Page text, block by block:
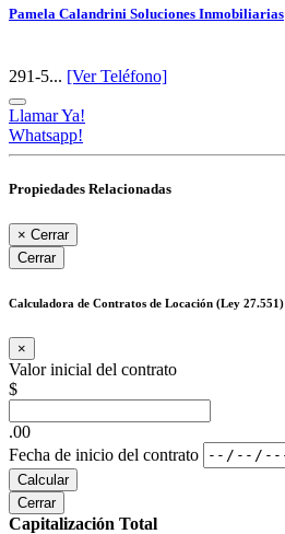
Pamela Calandrini Soluciones Inmobiliarias
291-5... [Ver Teléfono]
Llamar Ya!
Whatsapp!
Propiedades Relacionadas
× Cerrar
Cerrar
Calculadora de Contratos de Locación (Ley 27.551)
×
Valor inicial del contrato
$
.00
Fecha de inicio del contrato
Calcular
Cerrar
Capitalización Total